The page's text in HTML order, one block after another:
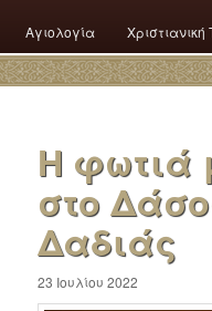
Αγιολογία Χριστιανική
Η φωτιά
στο
Δαδιάς
23 Ιουλίου 2022